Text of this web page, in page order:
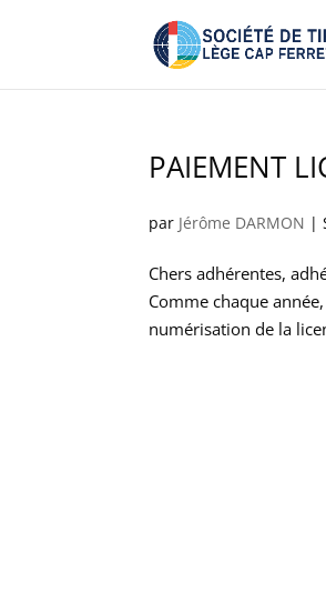
PAIEMENT
par Jérôme DARMON |
Chers adhérentes,
Comme chaque
numérisation de la